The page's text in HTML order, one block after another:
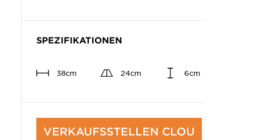
SPEZIFIKATIONEN
38cm 24cm 6cm
VERKAUFSSTELLEN CLOU